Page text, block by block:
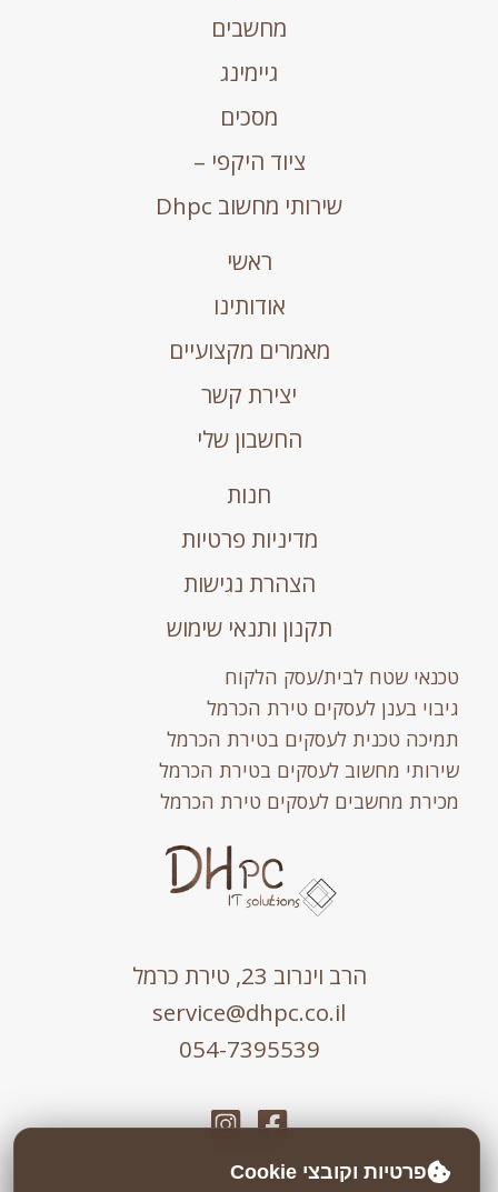
מחשבים
גיימינג
מסכים
ציוד היקפי –
שירותי מחשוב Dhpc
ראשי
אודותינו
מאמרים מקצועיים
יצירת קשר
החשבון שלי
חנות
מדיניות פרטיות
הצהרת נגישות
תקנון ותנאי שימוש
טכנאי שטח לבית/עסק הלקוח
גיבוי בענן לעסקים טירת הכרמל
תמיכה טכנית לעסקים בטירת הכרמל
שירותי מחשוב לעסקים בטירת הכרמל
מכירת מחשבים לעסקים טירת הכרמל
הרב וינרוב 23, טירת כרמל
service@dhpc.co.il
054-7395539
פרטיות וקובצי Cookie